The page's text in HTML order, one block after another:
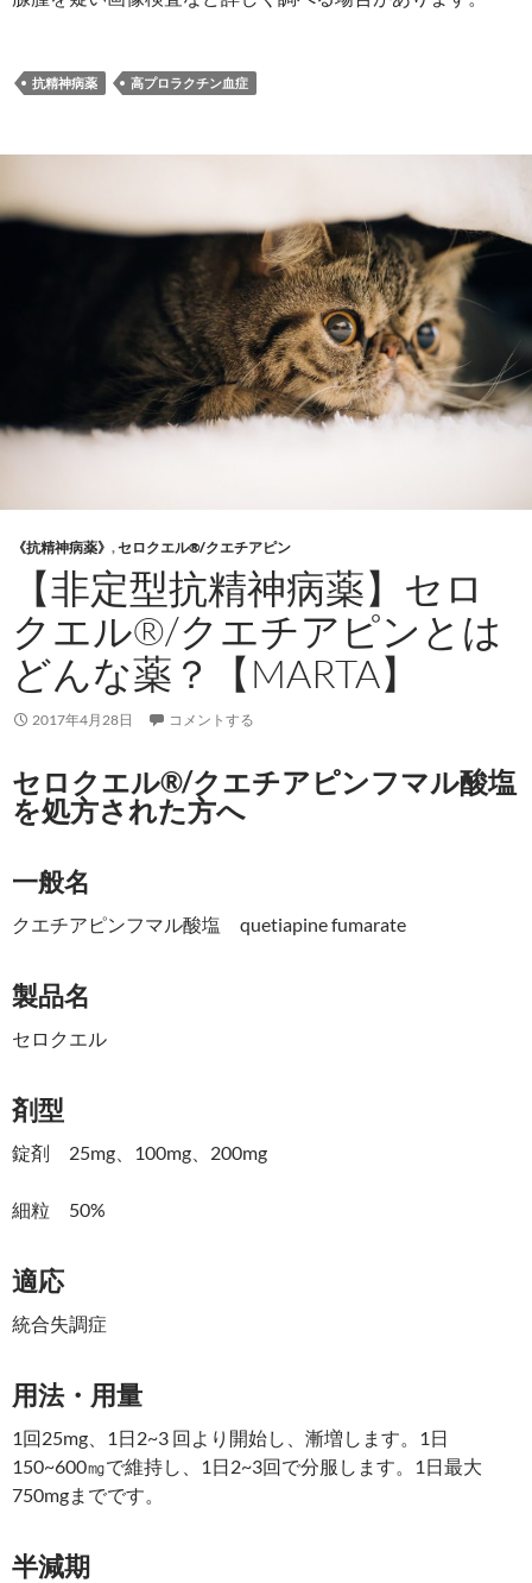
抗精神病薬 高プロラクチン血症
《抗精神病薬》 ,セロクエル®/クエチアピン
【非定型抗精神病薬】セロ
クエル®/クエチアピンとは
どんな薬？【MARTA】
2017年4月28日 コメントする
セロクエル®/クエチアピンフマル酸塩
を処方された方へ
一般名
クエチアピンフマル酸塩 quetiapine fumarate
製品名
セロクエル
剤型
錠剤 25mg、100mg、200mg
細粒 50%
適応
統合失調症
用法・用量
1回25mg、1日2~3 回より開始し、漸増します。1日
150~600㎎で維持し、1日2~3回で分服します。1日最大
750mgまでです。
半減期